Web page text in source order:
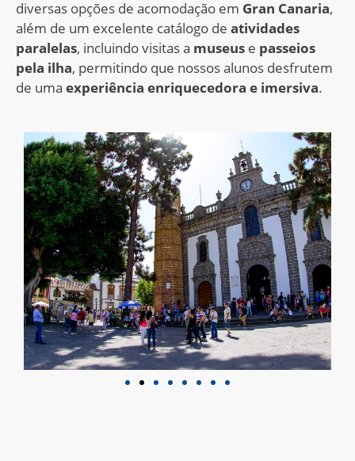
diversas opções de acomodação em Gran Canaria,
além de um excelente catálogo de atividades
paralelas, incluindo visitas a museus e passeios
pela ilha, permitindo que nossos alunos desfrutem
de uma experiência enriquecedora e imersiva.